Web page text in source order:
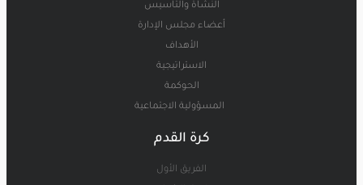
النشأة والتأسيس
أعضاء مجلس الإدارة
الأهداف
الاستراتيجية
الحوكمة
المسؤولية الاجتماعية
كرة القدم
الفريق الأول